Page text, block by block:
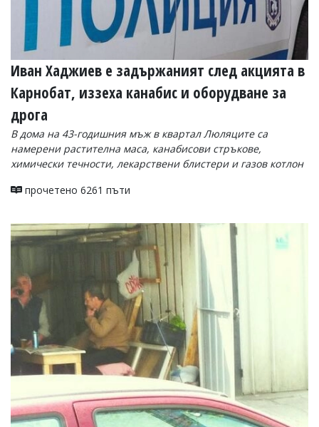
отговорност
Ако
откриете
обиден
за
вас
коментар,
моля
сигнализирайте
ни!
Иван Хаджиев е задържаният след акцията в
Карнобат, иззеха канабис и оборудване за
дрога
В дома на 43-годишния мъж в квартал Люляците са
намерени растителна маса, канабисови стръкове,
химически течности, лекарствени блистери и газов котлон
прочетено 6261 пъти